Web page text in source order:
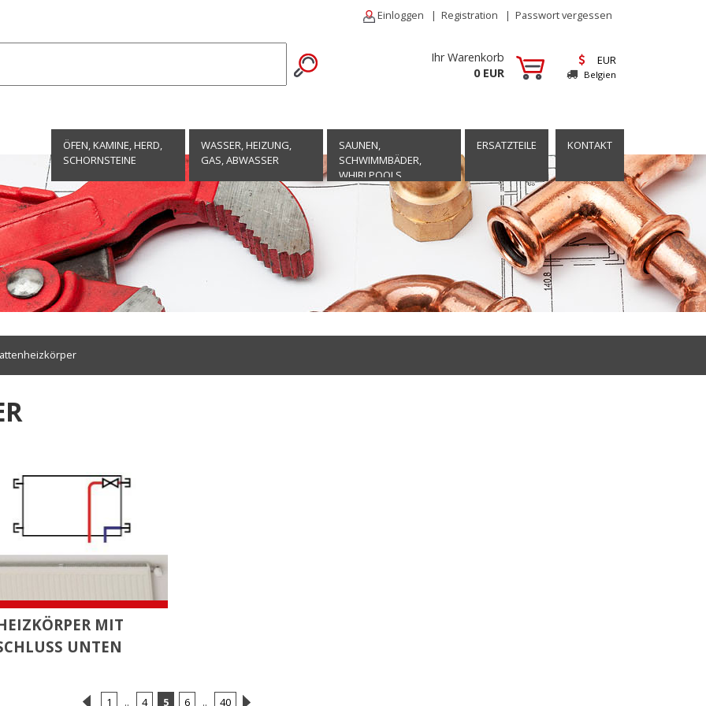
Einloggen | Registration | Passwort vergessen
Ihr Warenkorb
0 EUR
EUR
Belgien
ÖFEN, KAMINE, HERD,
SCHORNSTEINE
WASSER, HEIZUNG,
GAS, ABWASSER
SAUNEN,
SCHWIMMBÄDER,
WHIRLPOOLS,
ENTSPANNUNG
ERSATZTEILE KONTAKT
MIT
UNTEN
1 .. 4 5 6 .. 40